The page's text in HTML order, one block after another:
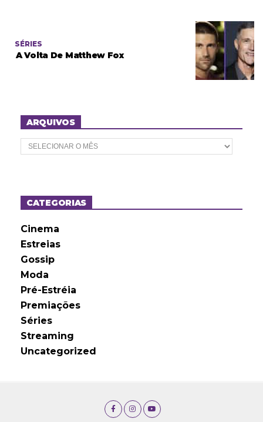
SÉRIES
A Volta De Matthew Fox
ARQUIVOS
A
r
o
sCATEGORIAS
Cinema
Estreias
Gossip
Moda
Pré-Estréia
Premiações
Séries
Streaming
Uncategorized